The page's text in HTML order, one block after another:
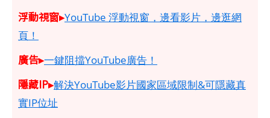
浮動視窗▸YouTube 浮動視窗，邊看影片，邊逛網
頁！
廣告▸一鍵阻擋YouTube廣告！
隱藏IP▸解決YouTube影片國家區域限制&可隱藏真
實IP位址